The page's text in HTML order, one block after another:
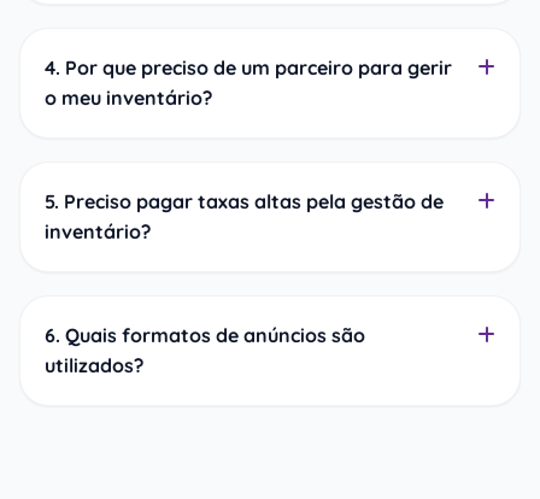
4. Por que preciso de um parceiro para gerir
o meu inventário?
5. Preciso pagar taxas altas pela gestão de
inventário?
6. Quais formatos de anúncios são
utilizados?